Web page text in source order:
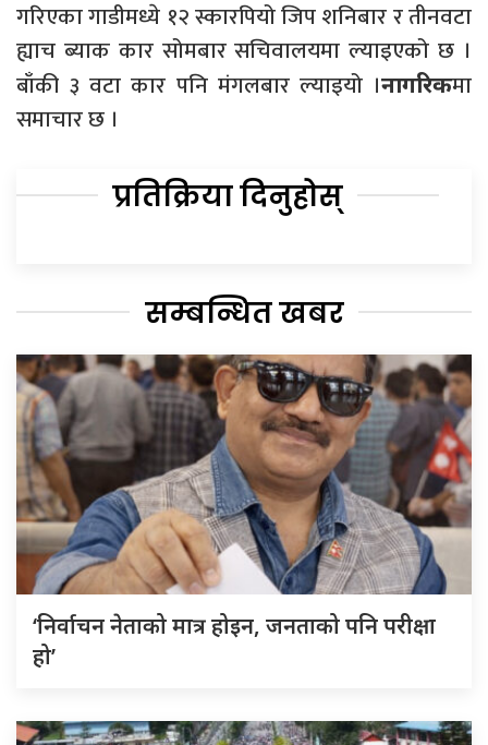
गरिएका गाडीमध्ये १२ स्कारपियो जिप शनिबार र तीनवटा
ह्याच ब्याक कार सोमबार सचिवालयमा ल्याइएको छ ।
बाँकी ३ वटा कार पनि मंगलबार ल्याइयो ।नागरिकमा
समाचार छ ।
प्रतिक्रिया दिनुहोस्
सम्बन्धित खबर
‘निर्वाचन नेताको मात्र होइन, जनताको पनि परीक्षा
हो’